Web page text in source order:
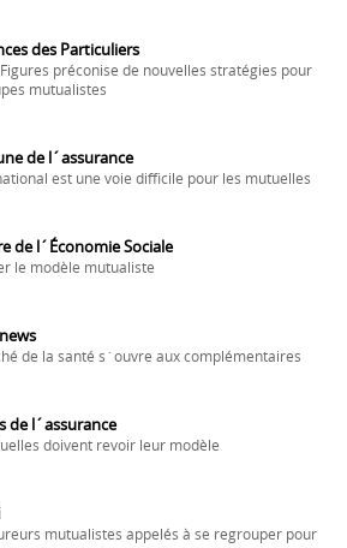
des Particuliers
Figures préconise de nouvelles stratégies pour
mutualistes
de l´assurance
est une voie difficile pour les mutuelles
de l´Économie Sociale
le modèle mutualiste
de la santé s´ouvre aux complémentaires
de l´assurance
doivent revoir leur modèle
mutualistes appelés à se regrouper pour